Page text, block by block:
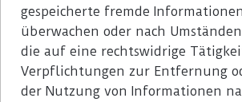
gespeicherte fremde
überwachen oder nach
die auf eine rechtswidrige
Verpflichtungen zur Entfernung
der Nutzung von Informationen